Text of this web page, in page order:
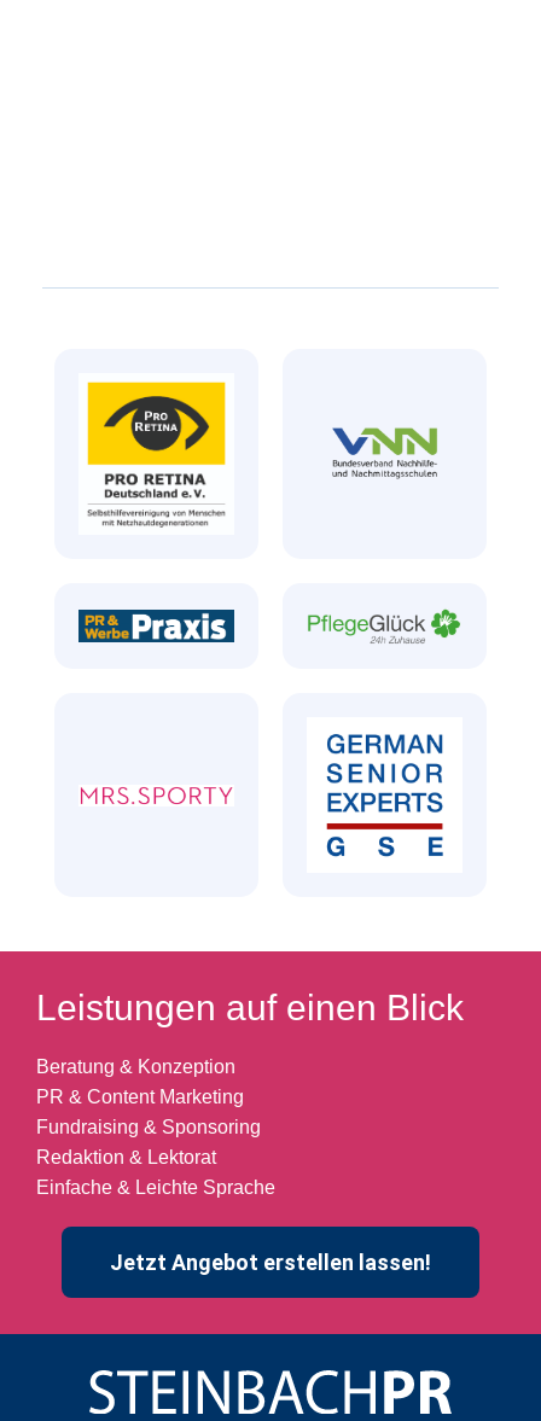
Leistungen auf einen Blick
Beratung & Konzeption
PR & Content Marketing
Fundraising & Sponsoring
Redaktion & Lektorat
Einfache & Leichte Sprache
Jetzt Angebot erstellen lassen!